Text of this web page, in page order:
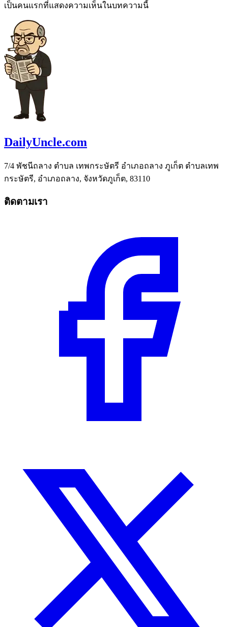
เป็นคนแรกที่แสดงความเห็นในบทความนี้
DailyUncle.com
7/4 พัชนีถลาง ตำบล เทพกระษัตรี อำเภอถลาง ภูเก็ต ตำบลเทพ
กระษัตรี, อำเภอถลาง, จังหวัดภูเก็ต, 83110
ติดตามเรา